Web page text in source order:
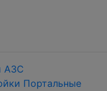
АЗС
Портальные